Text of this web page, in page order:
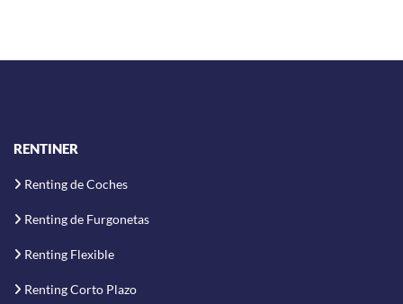
RENTINER
Renting de Coches
Renting de Furgonetas
Renting Flexible
Renting Corto Plazo